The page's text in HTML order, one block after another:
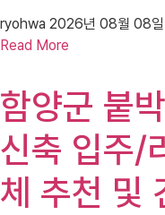
ryohwa 2026년 08월 08일
Read More
함양군 붙
신축 입주/
체 추천 및